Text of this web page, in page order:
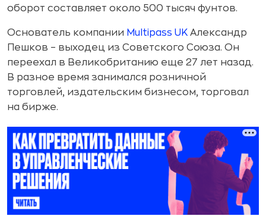
оборот составляет около 500 тысяч фунтов.
Основатель компании Multipass UK Александр
Пешков – выходец из Советского Союза. Он
переехал в Великобританию еще 27 лет назад.
В разное время занимался розничной
торговлей, издательским бизнесом, торговал
на бирже.